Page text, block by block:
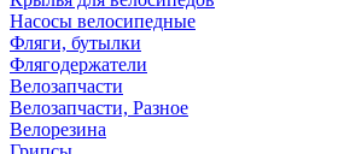
Насосы велосипедные
Фляги, бутылки
Флягодержатели
Велозапчасти
Велозапчасти, Разное
Велорезина